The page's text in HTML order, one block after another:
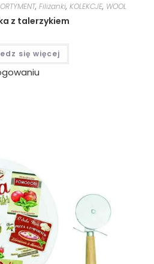
, Filiżanki, KOLEKCJE, WOOL
z talerzykiem
się więcej